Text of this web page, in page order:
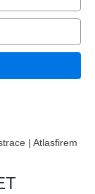
| Atlasfirem